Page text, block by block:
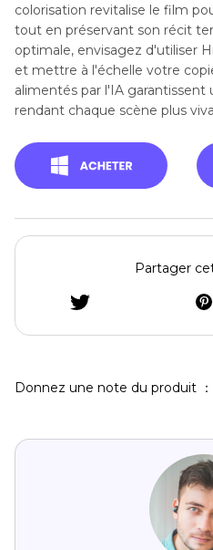
colorisation revitalise le film
tout en préservant son récit
optimale, envisagez d'utiliser
et mettre à l'échelle votre
alimentés par l'IA garantissent
rendant chaque scène plus
Partager
Donnez une note du produit ：